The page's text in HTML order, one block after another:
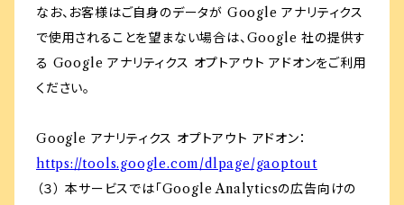
なお、お客様はご自身のデータが Google アナリティクス
で使用されることを望まない場合は、Google 社の提供す
る Google アナリティクス オプトアウト アドオンをご利用
ください。
Google アナリティクス オプトアウト アドオン：
https://tools.google.com/dlpage/gaoptout
（３） 本サービスでは「Google Analyticsの広告向けの